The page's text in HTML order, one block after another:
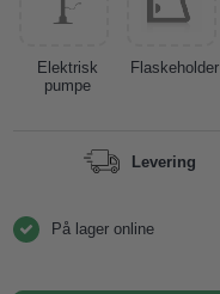
Elektrisk
pumpe
Flaskeholder
Levering
På lager online